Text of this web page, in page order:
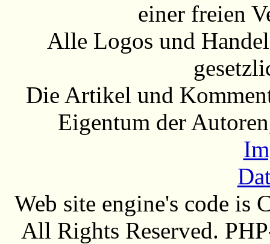
einer freien
Alle Logos und
Die Artikel und
Eigentum der
Web site engine's code
All Rights Reserved.